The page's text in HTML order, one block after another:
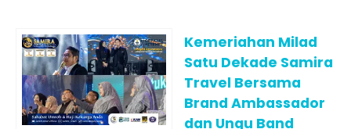
Kemeriahan Milad
Satu Dekade Samira
Travel Bersama
Brand Ambassador
dan Ungu Band